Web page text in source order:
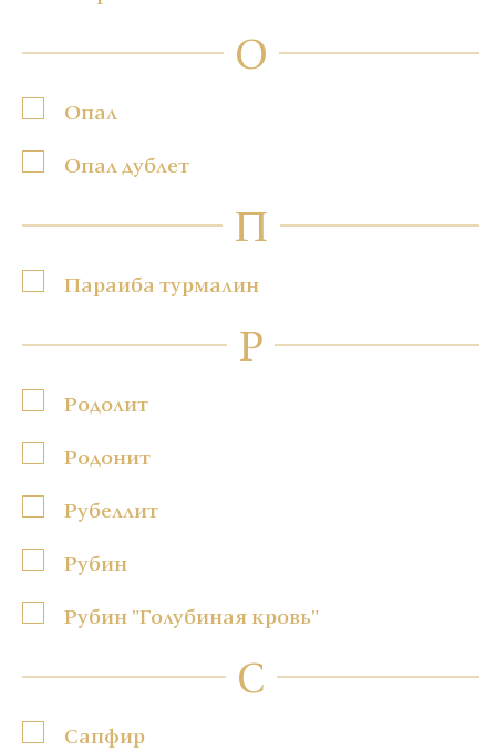
О
Опал
Опал дублет
П
Параиба турмалин
Р
Родолит
Родонит
Рубеллит
Рубин
Рубин "Голубиная кровь"
С
Сапфир